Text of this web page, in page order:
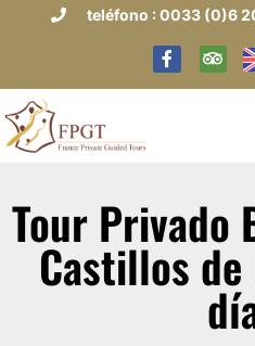
teléfono : 0033 (0)6
Tour Privado
Castillos